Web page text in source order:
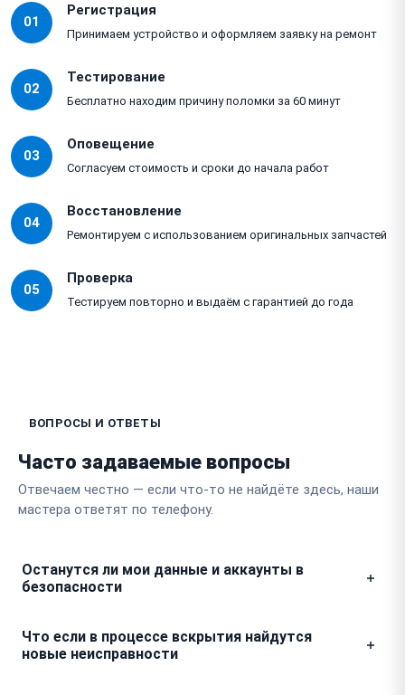
01
Регистрация
Принимаем устройство и оформляем заявку на ремонт
02
Тестирование
Бесплатно находим причину поломки за 60 минут
03
Оповещение
Согласуем стоимость и сроки до начала работ
04
Восстановление
Ремонтируем с использованием оригинальных запчастей
05
Проверка
Тестируем повторно и выдаём с гарантией до года
ВОПРОСЫ И ОТВЕТЫ
Часто задаваемые вопросы
Отвечаем честно — если что-то не найдёте здесь, наши
мастера ответят по телефону.
Останутся ли мои данные и аккаунты в
безопасности
проводим сброс системы до заводских настроек,
поэтому ваш профиль и все сохраненные игры
Что если в процессе вскрытия найдутся
новые неисправности